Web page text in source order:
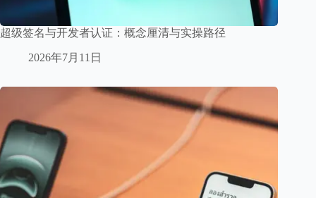
超级签名与开发者认证：概念厘清与实操路径
2026年7月11日